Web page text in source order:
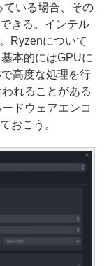
いる場合、その
きる。インテル
Ryzenについて
本的にはGPUに
高度な処理を行
れることがある
ドウェアエンコ
おこう。